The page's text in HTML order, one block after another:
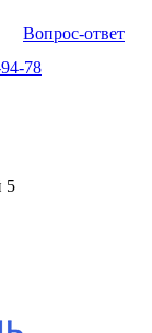
Вопрос-ответ
78
5